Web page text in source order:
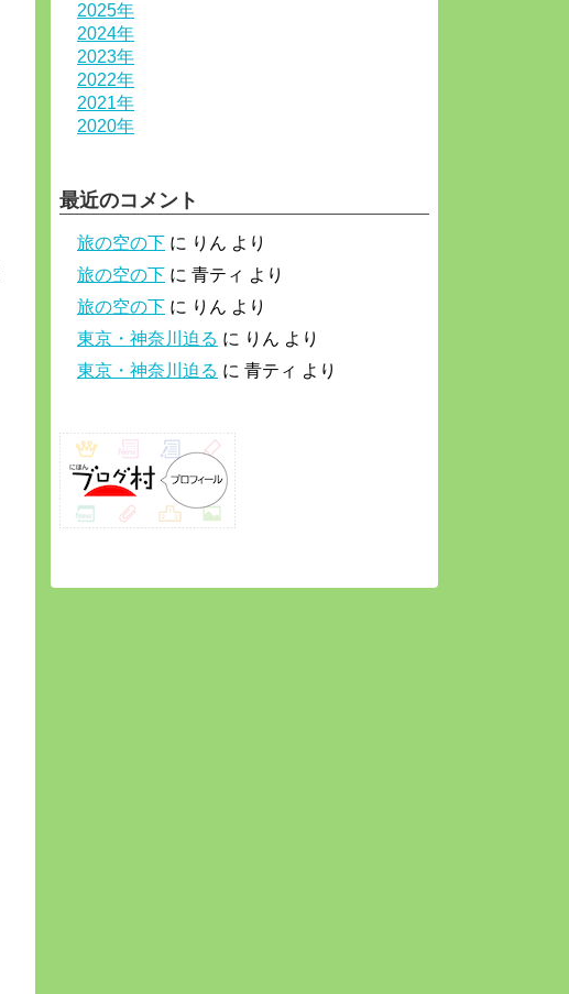
2025年
2024年
2023年
2022年
2021年
2020年
最近のコメント
旅の空の下 に りん より
旅の空の下 に 青ティ より
旅の空の下 に りん より
東京・神奈川迫る に りん より
東京・神奈川迫る に 青ティ より